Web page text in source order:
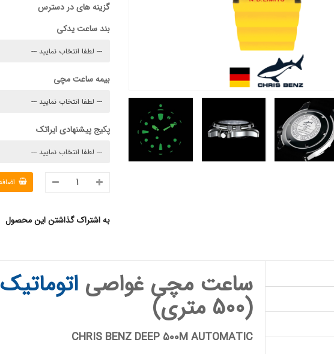
گزینه های در دسترس
بند ساعت یدکی
بیمه ساعت مچی
پکیج پیشنهادی ایراتک
به اشتراک گذاشتن این محصول
ساعت مچی غواصی اتوماتیک
(500 متری)
CHRIS BENZ DEEP 500M AUTOMATIC